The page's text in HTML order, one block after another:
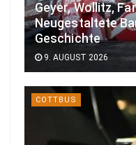
Geyer, Wollitz,
Neugestaltete
Geschichte
9. AUGUST 2026
COTTBUS